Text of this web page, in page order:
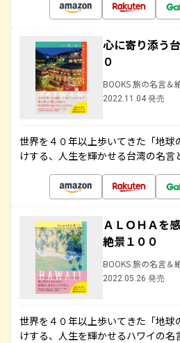
心に寄り添う
０
BOOKS 旅の名言＆
2022.11.04 発売
世界を４０年以上歩いてきた「地球
けする、人生を輝かせる台湾の名言
ＡＬＯＨＡを
絶景１００
BOOKS 旅の名言＆
2022.05.26 発売
世界を４０年以上歩いてきた「地球
けする、人生を輝かせるハワイの名